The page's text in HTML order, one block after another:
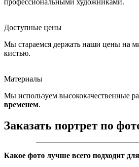
Доступные цены
Мы стараемся держать наши цены на
кистью.
Материалы
Мы используем высококачественные
временем.
Заказать портрет по
Какое фото лучше всего подходит